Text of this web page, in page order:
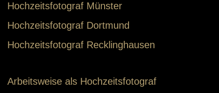
Hochzeitsfotograf Münster
Hochzeitsfotograf Dortmund
Hochzeitsfotograf Recklinghausen
Arbeitsweise als Hochzeitsfotograf